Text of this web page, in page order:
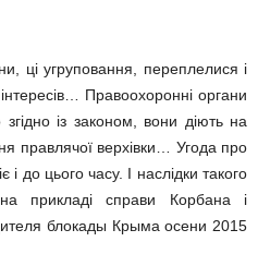
ці угруповання, переплелися і
інтересів… Правоохоронні органи
із законом, вони діють на
правлячої верхівки… Угода про
до цього часу. І наслідки такого
прикладі справи Корбана і
блокады Крыма осени 2015